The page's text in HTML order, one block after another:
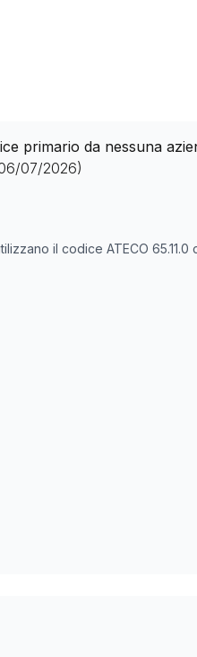
primario da nessuna
07/2026)
il codice ATECO 65.11.0